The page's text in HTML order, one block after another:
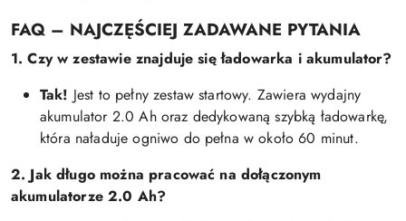
FAQ – NAJCZĘŚCIEJ ZADAWANE PYTANIA
1. Czy w zestawie znajduje się ładowarka i akumulator?
Tak! Jest to pełny zestaw startowy. Zawiera wydajny
akumulator 2.0 Ah oraz dedykowaną szybką ładowarkę,
która naładuje ogniwo do pełna w około 60 minut.
2. Jak długo można pracować na dołączonym
akumulatorze 2.0 Ah?